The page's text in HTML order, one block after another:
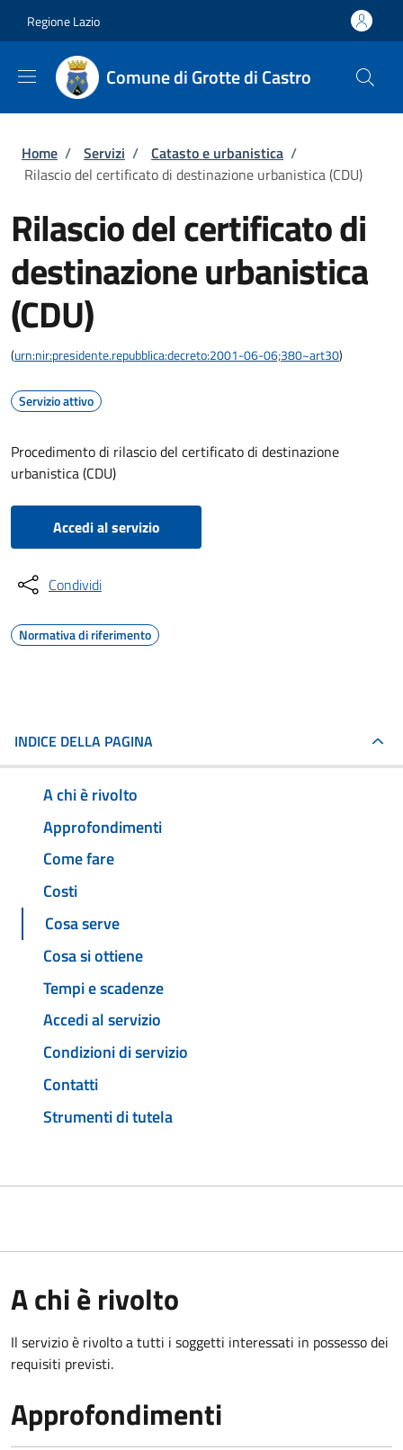
Regione Lazio
Comune di Grotte di Castro
Briciole di pane
Home / Servizi / Catasto e urbanistica /
Rilascio del certificato di destinazione urbanistica (CDU)
Rilascio del certificato di
destinazione urbanistica
(CDU)
(urn:nir:presidente.repubblica:decreto:2001-06-06;380~art30)
Servizio attivo
Procedimento di rilascio del certificato di destinazione
urbanistica (CDU)
Accedi al servizio
Condividi
Normativa di riferimento
INDICE DELLA PAGINA
A chi è rivolto
Approfondimenti
Come fare
Costi
Cosa serve
Cosa si ottiene
Tempi e scadenze
Accedi al servizio
Condizioni di servizio
Contatti
Strumenti di tutela
A chi è rivolto
Il servizio è rivolto a tutti i soggetti interessati in possesso dei
requisiti previsti.
Approfondimenti